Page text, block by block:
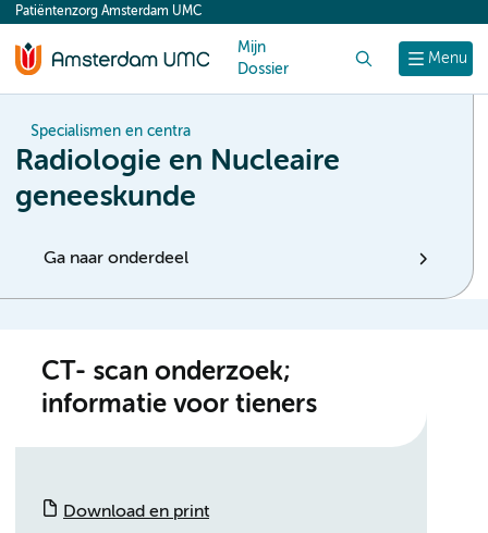
content
Menu
Patiëntenzorg Amsterdam UMC
Mijn
Dossier
Specialismen en centra
Radiologie en Nucleaire
geneeskunde
Ga naar onderdeel
CT- scan onderzoek;
informatie voor tieners
Download en print